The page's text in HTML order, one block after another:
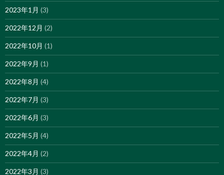
2023年1月 (3)
2022年12月 (2)
2022年10月 (1)
2022年9月 (1)
2022年8月 (4)
2022年7月 (3)
2022年6月 (3)
2022年5月 (4)
2022年4月 (2)
2022年3月 (3)